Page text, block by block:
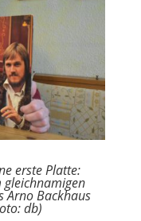
erste Platte:
gleichnamigen
Arno Backhaus
db)